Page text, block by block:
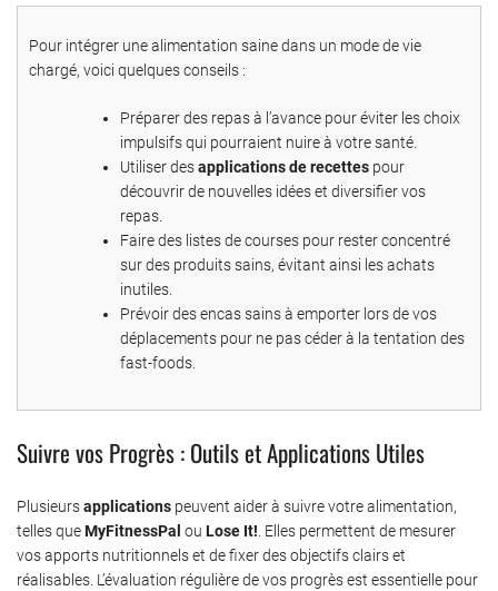
Pour intégrer une alimentation saine dans un mode de vie
chargé, voici quelques conseils :
Préparer des repas à l’avance pour éviter les choix
impulsifs qui pourraient nuire à votre santé.
Utiliser desapplications de recettes pour
découvrir de nouvelles idées et diversifier vos
repas.
Faire des listes de courses pour rester concentré
sur des produits sains, évitant ainsi les achats
inutiles.
Prévoir des encas sains à emporter lors de vos
déplacements pour ne pas céder à la tentation des
fast-foods.
Suivre vos Progrès : Outils et Applications Utiles
Plusieursapplications peuvent aider à suivre votre alimentation,
telles queMyFitnessPal ou Lose It! . Elles permettent de mesurer
vos apports nutritionnels et de fixer des objectifs clairs et
réalisables. L’évaluation régulière de vos progrès est essentielle pour